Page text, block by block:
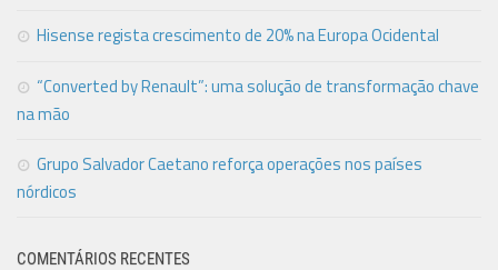
Hisense regista crescimento de 20% na Europa Ocidental
“Converted by Renault”: uma solução de transformação chave
na mão
Grupo Salvador Caetano reforça operações nos países
nórdicos
COMENTÁRIOS RECENTES